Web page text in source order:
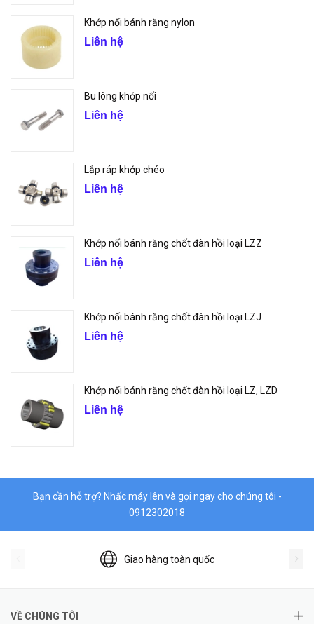
Khớp nối bánh răng nylon
Liên hệ
Bu lông khớp nối
Liên hệ
Lắp ráp khớp chéo
Liên hệ
Khớp nối bánh răng chốt đàn hồi loại LZZ
Liên hệ
Khớp nối bánh răng chốt đàn hồi loại LZJ
Liên hệ
Khớp nối bánh răng chốt đàn hồi loại LZ, LZD
Liên hệ
Bạn cần hỗ trợ? Nhấc máy lên và gọi ngay cho chúng tôi -
0912302018
Giao hàng toàn quốc
VỀ CHÚNG TÔI